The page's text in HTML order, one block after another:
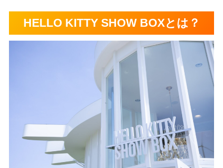
HELLO KITTY SHOW BOXとは？